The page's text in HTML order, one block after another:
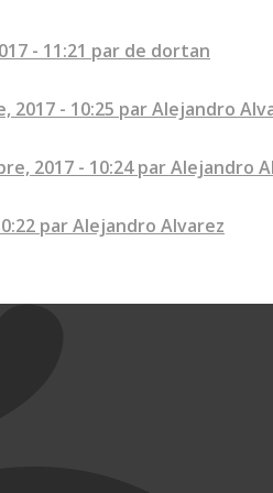
- 11:21 par de dortan
2017 - 10:25 par Alejandro
2017 - 10:24 par Alejandro
par Alejandro Alvarez